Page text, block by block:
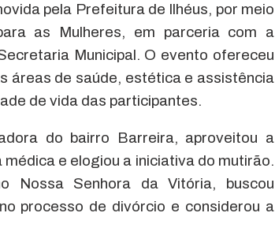
pela Prefeitura de Ilhéus, por meio
as Mulheres, em parceria com a
Municipal. O evento ofereceu
áreas de saúde, estética e assistência
de vida das participantes.
do bairro Barreira, aproveitou a
e elogiou a iniciativa do mutirão.
Nossa Senhora da Vitória, buscou
processo de divórcio e considerou a